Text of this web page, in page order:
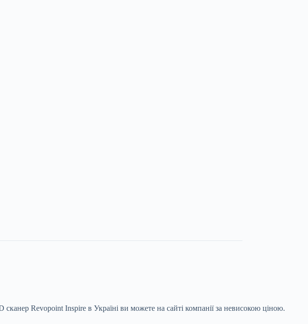
Revopoint Inspire в Україні ви можете на сайті компанії за невисокою ціною.